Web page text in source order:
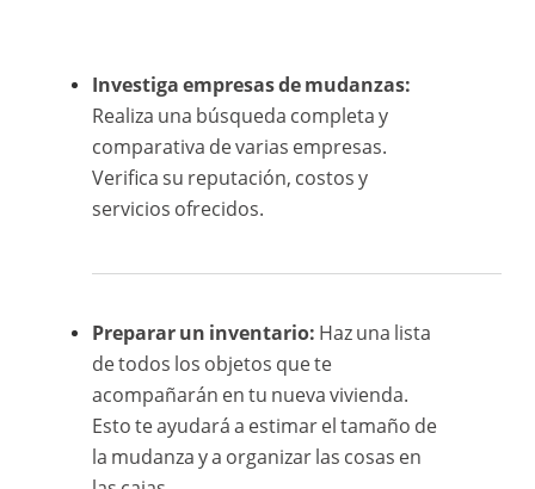
Investiga empresas de mudanzas:
Realiza una búsqueda completa y
comparativa de varias empresas.
Verifica su reputación, costos y
servicios ofrecidos.
Preparar un inventario: Haz una lista
de todos los objetos que te
acompañarán en tu nueva vivienda.
Esto te ayudará a estimar el tamaño de
la mudanza y a organizar las cosas en